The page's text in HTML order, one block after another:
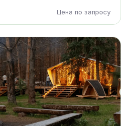
Цена по запросу